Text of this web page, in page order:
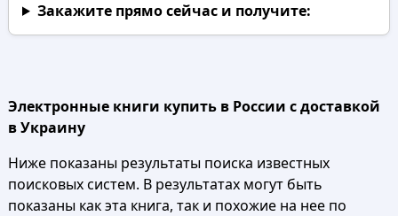
Закажите прямо сейчаси получите:
Электронные книги купить в России с доставкой
в Украину
Ниже показаны результаты поиска известных
поисковых систем. В результатах могут быть
показаны как эта книга, так и похожие на нее по